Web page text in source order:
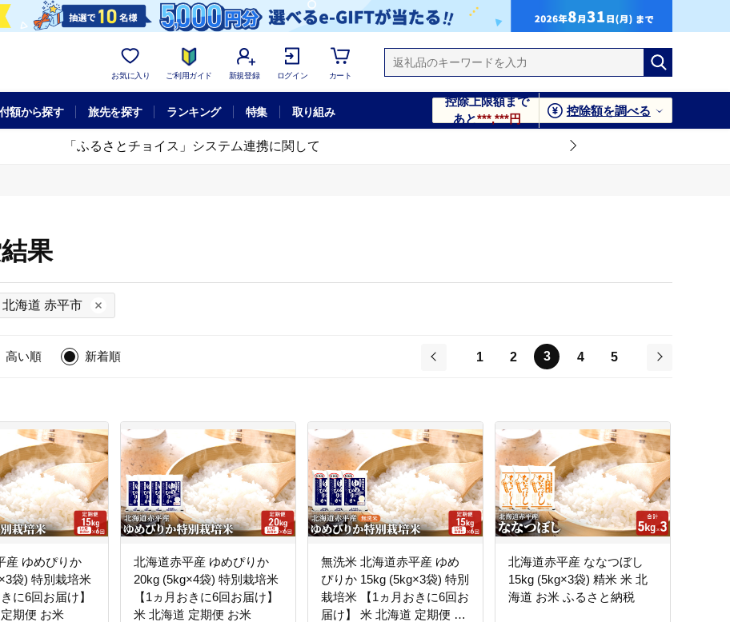
お気に入り ご利用ガイド 新規登録 ログイン カート
額から探す 旅先を探す ランキング 特集 取り組み
控除上限額まで
あと***,***円
控除額を調べる
「ふるさとチョイス」システム連携に関して
果
北海道 赤平市
高い順
新着順
1 2 3 4
5
産 ゆめぴりか
袋) 特別栽培米
に6回お届け】
期便 お米
北海道赤平産 ゆめぴりか
20kg (5kg×4袋) 特別栽培米
【1ヵ月おきに6回お届け】
米 北海道 定期便 お米
無洗米 北海道赤平産 ゆめ
ぴりか 15kg (5kg×3袋) 特別
栽培米 【1ヵ月おきに6回お
届け】 米 北海道 定期便 お
北海道赤平産 ななつぼし
15kg (5kg×3袋) 精米 米 北
海道 お米 ふるさと納税